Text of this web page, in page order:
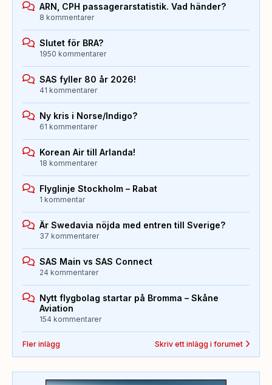
ARN, CPH passagerarstatistik. Vad händer?
8 kommentarer
Slutet för BRA?
1950 kommentarer
SAS fyller 80 år 2026!
41 kommentarer
Ny kris i Norse/Indigo?
61 kommentarer
Korean Air till Arlanda!
18 kommentarer
Flyglinje Stockholm – Rabat
1 kommentar
Är Swedavia nöjda med entren till Sverige?
37 kommentarer
SAS Main vs SAS Connect
24 kommentarer
Nytt flygbolag startar på Bromma – Skåne
Aviation
154 kommentarer
Fler inlägg Skriv ett inlägg i forumet